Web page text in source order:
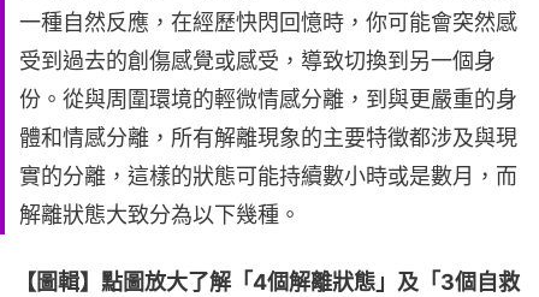
一種自然反應，在經歷快閃回憶時，你可能會突然感
受到過去的創傷感覺或感受，導致切換到另一個身
份。從與周圍環境的輕微情感分離，到與更嚴重的身
體和情感分離，所有解離現象的主要特徵都涉及與現
實的分離，這樣的狀態可能持續數小時或是數月，而
解離狀態大致分為以下幾種。
【圖輯】點圖放大了解「4個解離狀態」及「3個自救